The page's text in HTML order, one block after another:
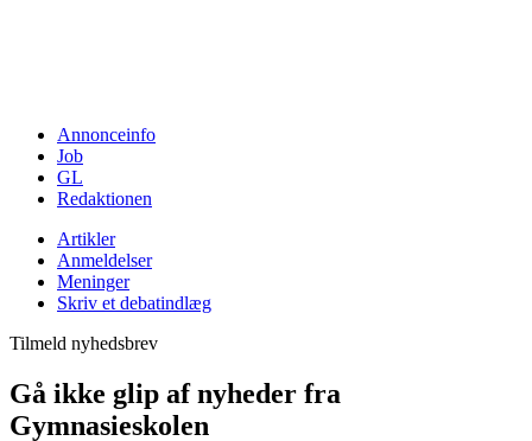
Annonceinfo
Job
GL
Redaktionen
Artikler
Anmeldelser
Meninger
Skriv et debatindlæg
Tilmeld nyhedsbrev
Gå ikke glip af nyheder fra
Gymnasieskolen